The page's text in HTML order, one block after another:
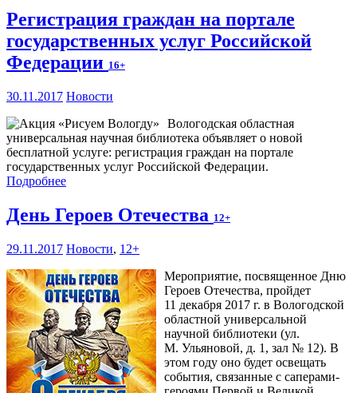
Регистрация граждан на портале
государственных услуг Российской
Федерации 16+
30.11.2017 Новости
Вологодская областная
универсальная научная библиотека объявляет о новой
бесплатной услуге: регистрация граждан на портале
государственных услуг Российской Федерации.
Подробнее
День Героев Отечества 12+
29.11.2017 Новости, 12+
Мероприятие, посвященное Дню
Героев Отечества, пройдет
11 декабря 2017 г. в Вологодской
областной универсальной
научной библиотеки (ул.
М. Ульяновой, д. 1, зал № 12). В
этом году оно будет освещать
события, связанные с саперами-